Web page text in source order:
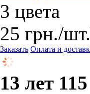
3 цвета
25 грн./шт.
Заказать Оплата и
13 лет